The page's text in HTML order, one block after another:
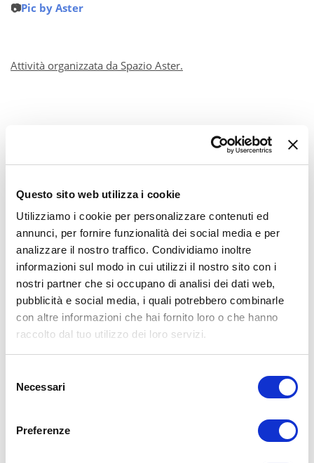
Questo sito web utilizza i cookie
Utilizziamo i cookie per personalizzare contenuti ed
annunci, per fornire funzionalità dei social media e per
analizzare il nostro traffico. Condividiamo inoltre
informazioni sul modo in cui utilizzi il nostro sito con i
nostri partner che si occupano di analisi dei dati web,
pubblicità e social media, i quali potrebbero combinarle
con altre informazioni che hai fornito loro o che hanno
raccolto dal tuo utilizzo dei loro servizi.
delNecessari
Preferenze
📷Pic by Aster
Attività organizzata da Spazio Aster.